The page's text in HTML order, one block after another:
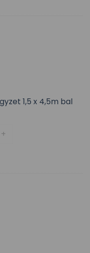
1,5 x 4,5m bal
Fúvóka LCS-515 -
+